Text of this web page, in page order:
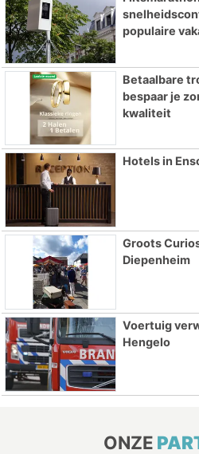
populaire
Betaalbare
bespaar je
kwaliteit
Hotels in
Groots
Diepenheim
Voertuig
Hengelo
ONZE